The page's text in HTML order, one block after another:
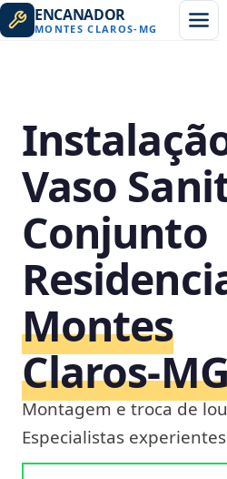
ENCANADOR
MONTES CLAROS- MG
Vaso
Conjunto
Montes
Montagem e troca de
Especialistas